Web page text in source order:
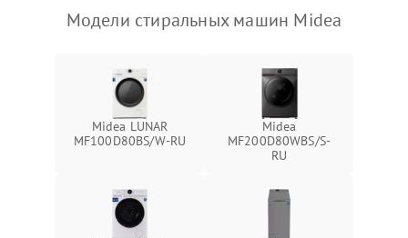
Модели стиральных машин Midea
Midea LUNAR
MF100D80BS/W-RU
Midea
MF200D80WBS/S-
RU